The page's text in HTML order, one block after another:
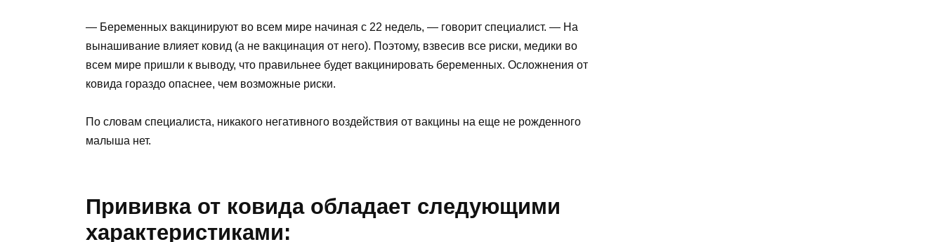
— Беременных вакцинируют во всем мире начиная с 22 недель, — говорит специалист. — На
вынашивание влияет ковид (а не вакцинация от него). Поэтому, взвесив все риски, медики во
всем мире пришли к выводу, что правильнее будет вакцинировать беременных. Осложнения от
ковида гораздо опаснее, чем возможные риски.
По словам специалиста, никакого негативного воздействия от вакцины на еще не рожденного
малыша нет.
Прививка от ковида обладает следующими
характеристиками: